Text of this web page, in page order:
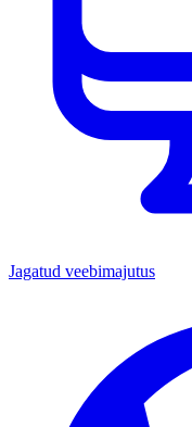
Jagatud veebimajutus